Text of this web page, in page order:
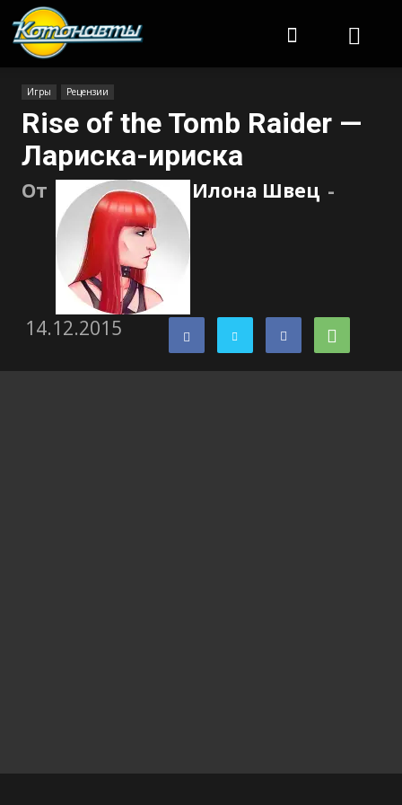
Игры Рецензии
Rise of the Tomb Raider —
Лариска-ириска
От Илона Швец -
14.12.2015